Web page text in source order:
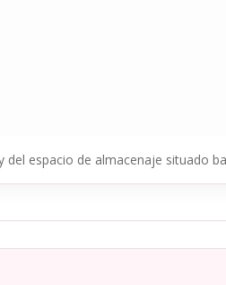
espacio de almacenaje situado